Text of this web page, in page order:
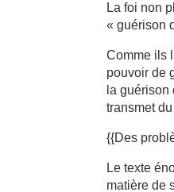
La foi non
« guérison
Comme ils
pouvoir de
la
transmet
{{Des
Le texte
matière de